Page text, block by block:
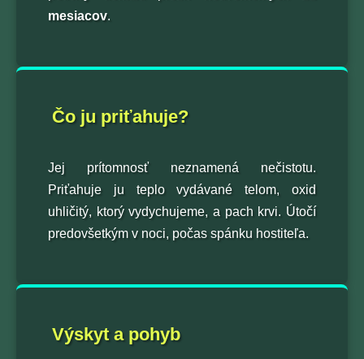
mesiacov.
Čo ju priťahuje?
Jej prítomnosť neznamená nečistotu.
Priťahuje ju teplo vydávané telom, oxid
uhličitý, ktorý vydychujeme, a pach krvi. Útočí
predovšetkým v noci, počas spánku hostiteľa.
Výskyt a pohyb